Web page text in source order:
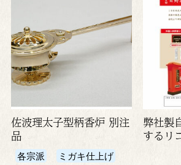
佐波理太子型柄香炉 別注
品
各宗派
ミガキ仕上げ
弊社製
するリ